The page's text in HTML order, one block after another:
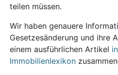
teilen müssen.
Wir haben genauere
Gesetzesänderung und ihre
einem ausführlichen Artikel
Immobilienlexikon